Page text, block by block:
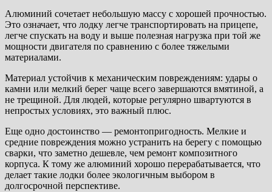
Алюминий сочетает небольшую массу с хорошей прочностью.
Это означает, что лодку легче транспортировать на прицепе,
легче спускать на воду и выше полезная нагрузка при той же
мощности двигателя по сравнению с более тяжелыми
материалами.
Материал устойчив к механическим повреждениям: удары о
камни или мелкий берег чаще всего завершаются вмятиной, а
не трещиной. Для людей, которые регулярно швартуются в
непростых условиях, это важный плюс.
Еще одно достоинство — ремонтопригодность. Мелкие и
средние повреждения можно устранить на берегу с помощью
сварки, что заметно дешевле, чем ремонт композитного
корпуса. К тому же алюминий хорошо перерабатывается, что
делает такие лодки более экологичным выбором в
долгосрочной перспективе.